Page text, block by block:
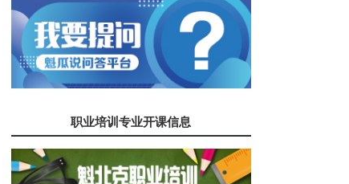
职业培训专业开课信息